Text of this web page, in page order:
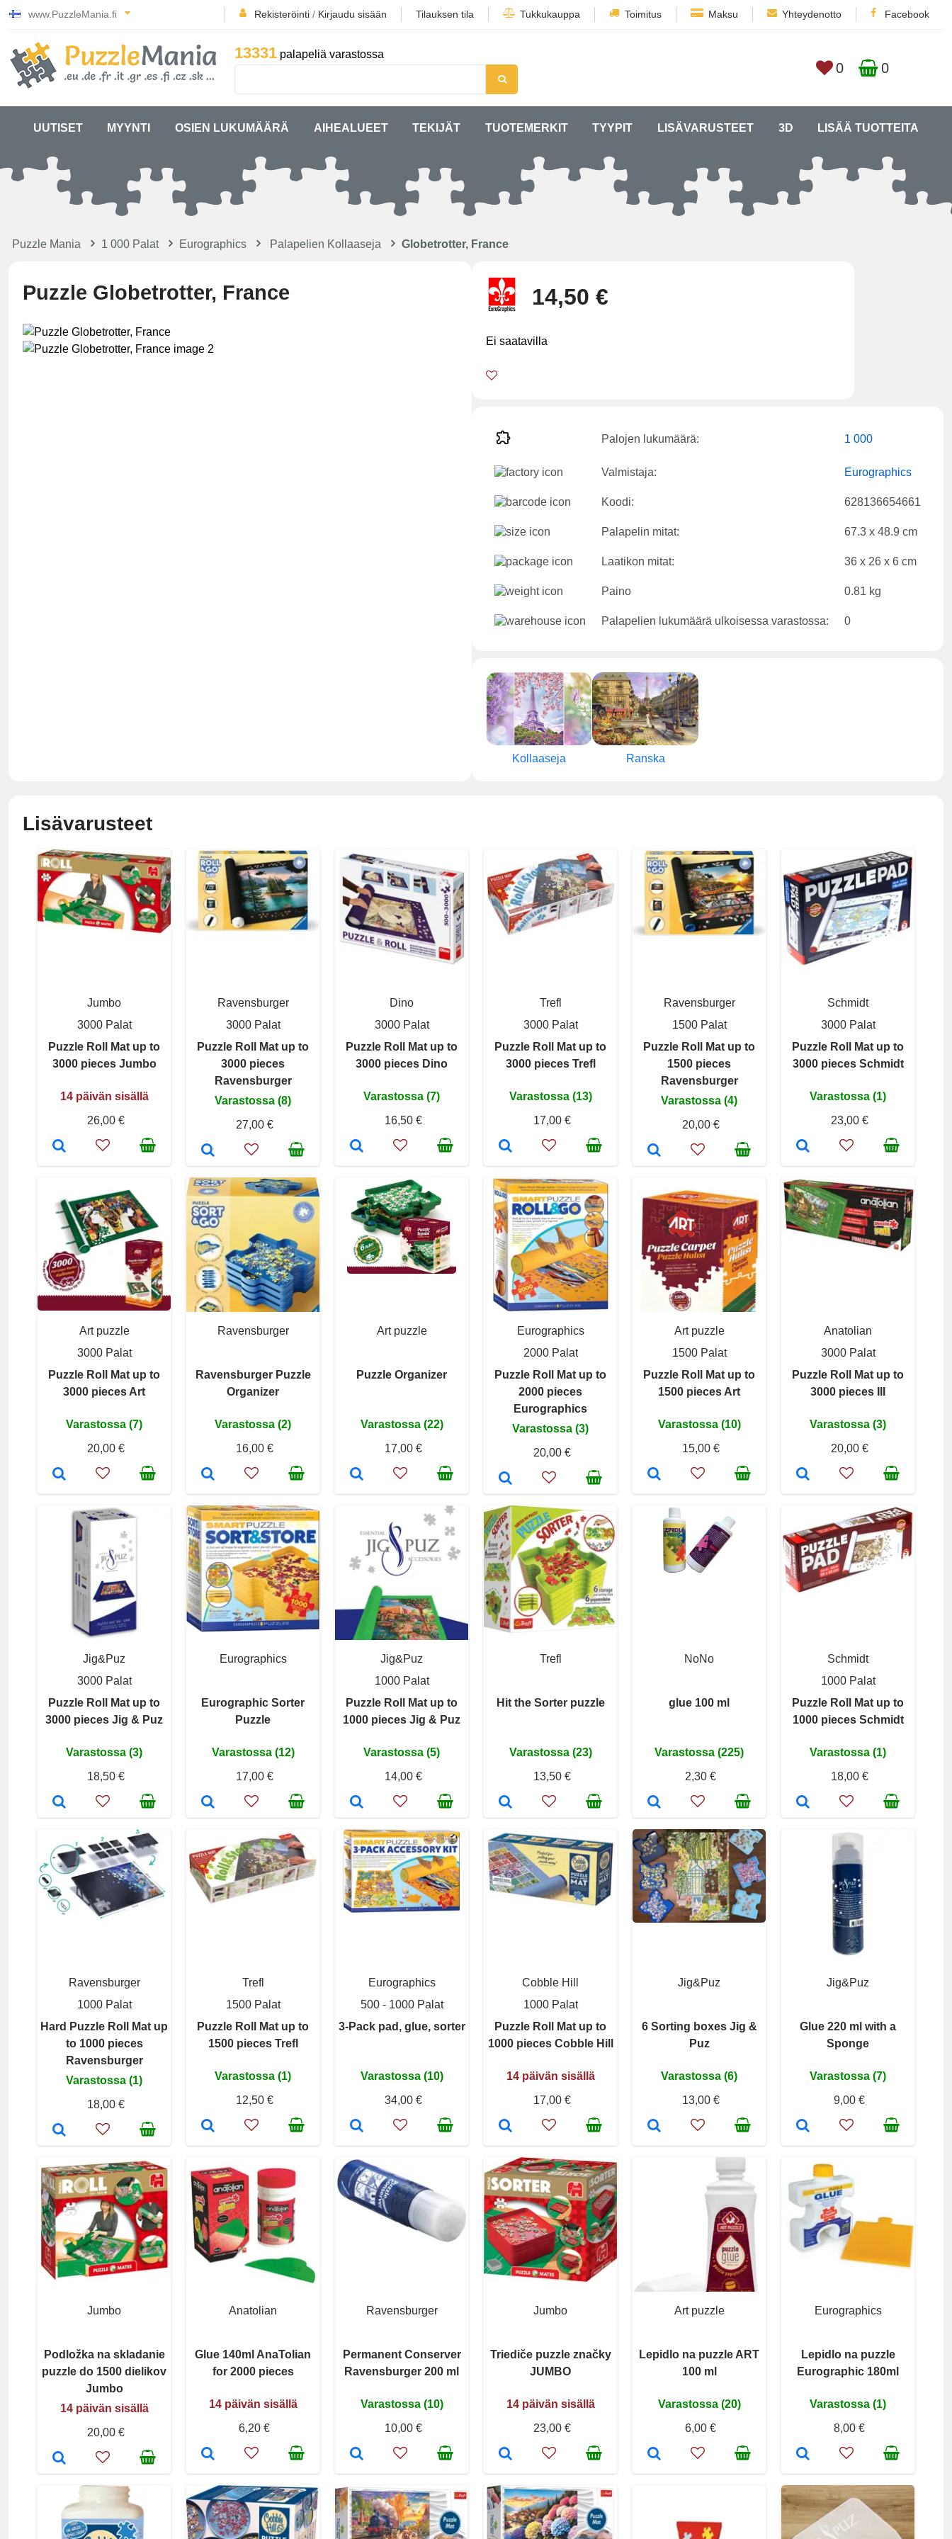
www.PuzzleMania.fi Rekisteröinti / Kirjaudu sisään Tilauksen tila Tukkukauppa Toimitus Maksu Yhteydenotto Facebook
13331 palapeliä varastossa
0 0
UUTISET MYYNTI OSIEN LUKUMÄÄRÄ AIHEALUEET TEKIJÄT TUOTEMERKIT TYYPIT LISÄVARUSTEET 3D LISÄÄ TUOTTEITA
Puzzle Mania 1 000 Palat Eurographics Palapelien Kollaaseja Globetrotter, France
Puzzle Globetrotter, France 14,50 €
Ei saatavilla
Palojen lukumäärä: 1 000
Valmistaja: Eurographics
Koodi: 628136654661
Palapelin mitat: 67.3 x 48.9 cm
Laatikon mitat: 36 x 26 x 6 cm
Paino 0.81 kg
Palapelien lukumäärä ulkoisessa varastossa: 0
Kollaaseja Ranska
Lisävarusteet
Jumbo
3000 Palat
Puzzle Roll Mat up to
3000 pieces Jumbo
14 päivän sisällä
26,00 €
Ravensburger
3000 Palat
Puzzle Roll Mat up to
3000 pieces
Ravensburger
Varastossa (8)
27,00 €
Dino
3000 Palat
Puzzle Roll Mat up to
3000 pieces Dino
Varastossa (7)
16,50 €
Trefl
3000 Palat
Puzzle Roll Mat up to
3000 pieces Trefl
Varastossa (13)
17,00 €
Ravensburger
1500 Palat
Puzzle Roll Mat up to
1500 pieces
Ravensburger
Varastossa (4)
20,00 €
Schmidt
3000 Palat
Puzzle Roll Mat up to
3000 pieces Schmidt
Varastossa (1)
23,00 €
Art puzzle
3000 Palat
Puzzle Roll Mat up to
3000 pieces Art
Varastossa (7)
20,00 €
Ravensburger
Ravensburger Puzzle
Organizer
Varastossa (2)
16,00 €
Art puzzle
Puzzle Organizer
Varastossa (22)
17,00 €
Eurographics
2000 Palat
Puzzle Roll Mat up to
2000 pieces
Eurographics
Varastossa (3)
20,00 €
Art puzzle
1500 Palat
Puzzle Roll Mat up to
1500 pieces Art
Varastossa (10)
15,00 €
Anatolian
3000 Palat
Puzzle Roll Mat up to
3000 pieces III
Varastossa (3)
20,00 €
Jig&Puz
3000 Palat
Puzzle Roll Mat up to
3000 pieces Jig & Puz
Varastossa (3)
18,50 €
Eurographics
Eurographic Sorter
Puzzle
Varastossa (12)
17,00 €
Jig&Puz
1000 Palat
Puzzle Roll Mat up to
1000 pieces Jig & Puz
Varastossa (5)
14,00 €
Trefl
Hit the Sorter puzzle
Varastossa (23)
13,50 €
NoNo
glue 100 ml
Varastossa (225)
2,30 €
Schmidt
1000 Palat
Puzzle Roll Mat up to
1000 pieces Schmidt
Varastossa (1)
18,00 €
Ravensburger
1000 Palat
Hard Puzzle Roll Mat up
to 1000 pieces
Ravensburger
Varastossa (1)
18,00 €
Trefl
1500 Palat
Puzzle Roll Mat up to
1500 pieces Trefl
Varastossa (1)
12,50 €
Eurographics
500 - 1000 Palat
3-Pack pad, glue, sorter
Varastossa (10)
34,00 €
Cobble Hill
1000 Palat
Puzzle Roll Mat up to
1000 pieces Cobble Hill
14 päivän sisällä
17,00 €
Jig&Puz
6 Sorting boxes Jig &
Puz
Varastossa (6)
13,00 €
Jig&Puz
Glue 220 ml with a
Sponge
Varastossa (7)
9,00 €
Jumbo
Podložka na skladanie
puzzle do 1500 dielikov
Jumbo
14 päivän sisällä
20,00 €
Anatolian
Glue 140ml AnaTolian
for 2000 pieces
14 päivän sisällä
6,20 €
Ravensburger
Permanent Conserver
Ravensburger 200 ml
Varastossa (10)
10,00 €
Jumbo
Triediče puzzle značky
JUMBO
14 päivän sisällä
23,00 €
Art puzzle
Lepidlo na puzzle ART
100 ml
Varastossa (20)
6,00 €
Eurographics
Lepidlo na puzzle
Eurographic 180ml
Varastossa (1)
8,00 €